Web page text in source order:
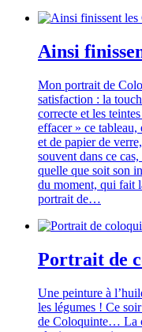
Ainsi
Mon portrait de
satisfaction : la
correcte et les
effacer » ce tableau,
et de papier de
souvent dans ce
quelle que soit son
du moment, qui fait
portrait de…
Portrait de
Une peinture à
les légumes ! Ce
de Coloquinte… La